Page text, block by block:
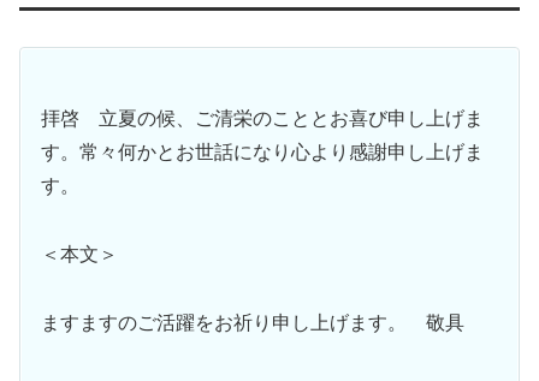
拝啓 立夏の候、ご清栄のこととお喜び申し上げま
す。常々何かとお世話になり心より感謝申し上げま
す。
＜本文＞
ますますのご活躍をお祈り申し上げます。 敬具